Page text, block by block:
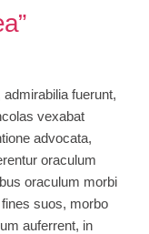
fuerunt,
vexabat
advocata,
oraculum
oraculum morbi
suos, morbo
auferrent, in